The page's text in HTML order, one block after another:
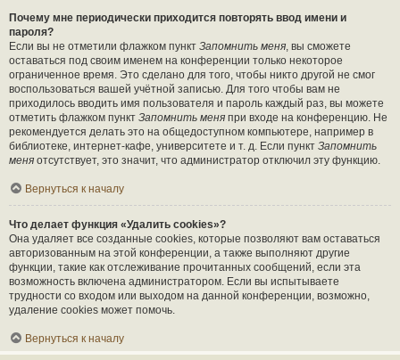
Почему мне периодически приходится повторять ввод имени и
пароля?
Если вы не отметили флажком пункт Запомнить меня, вы сможете
оставаться под своим именем на конференции только некоторое
ограниченное время. Это сделано для того, чтобы никто другой не смог
воспользоваться вашей учётной записью. Для того чтобы вам не
приходилось вводить имя пользователя и пароль каждый раз, вы можете
отметить флажком пункт Запомнить меня при входе на конференцию. Не
рекомендуется делать это на общедоступном компьютере, например в
библиотеке, интернет-кафе, университете и т. д. Если пункт Запомнить
меня отсутствует, это значит, что администратор отключил эту функцию.
Вернуться к началу
Что делает функция «Удалить cookies»?
Она удаляет все созданные cookies, которые позволяют вам оставаться
авторизованным на этой конференции, а также выполняют другие
функции, такие как отслеживание прочитанных сообщений, если эта
возможность включена администратором. Если вы испытываете
трудности со входом или выходом на данной конференции, возможно,
удаление cookies может помочь.
Вернуться к началу